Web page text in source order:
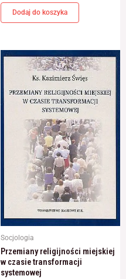
Dodaj do koszyka
Socjologia
Przemiany religijności miejskiej
w czasie transformacji
systemowej